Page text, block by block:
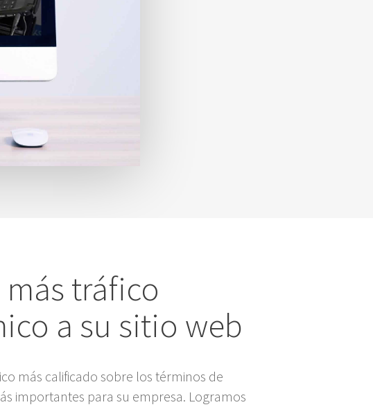
tráfico
a su sitio web
más calificado sobre los términos de
importantes para su empresa. Logramos